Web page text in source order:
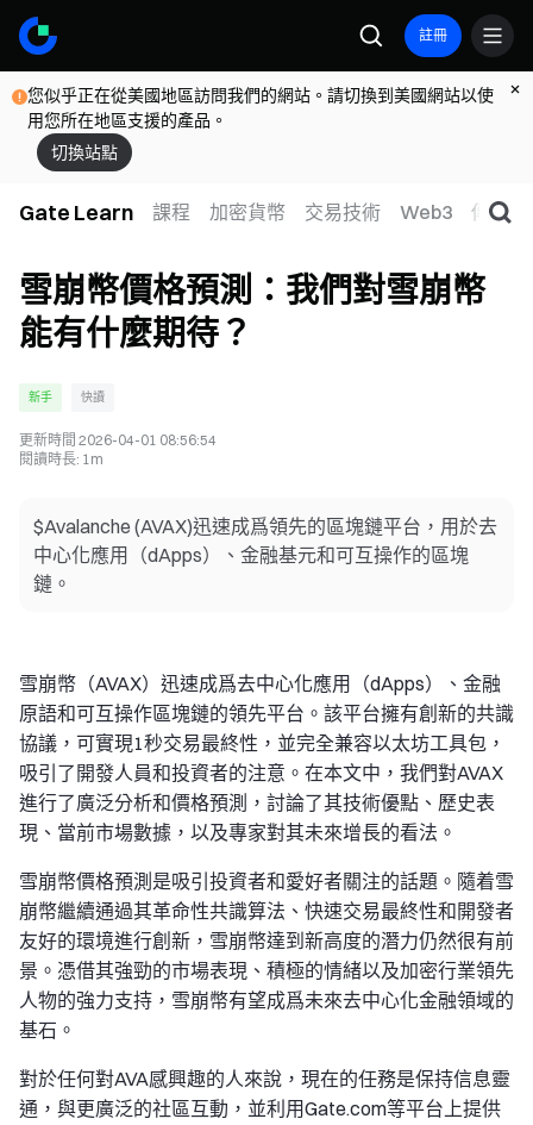
註冊
您似乎正在從美國地區訪問我們的網站。請切換到美國網站以使
用您所在地區支援的產品。
切換站點
Gate Learn 課程 加密貨幣 交易技術 Web3 傳統金
雪崩幣價格預測：我們對雪崩幣
能有什麼期待？
新手 快讀
更新時間 2026-04-01 08:56:54
閱讀時長: 1m
$Avalanche (AVAX)迅速成爲領先的區塊鏈平台，用於去
中心化應用（dApps）、金融基元和可互操作的區塊
鏈。
雪崩幣（AVAX）迅速成爲去中心化應用（dApps）、金融
原語和可互操作區塊鏈的領先平台。該平台擁有創新的共識
協議，可實現1秒交易最終性，並完全兼容以太坊工具包，
吸引了開發人員和投資者的注意。在本文中，我們對AVAX
進行了廣泛分析和價格預測，討論了其技術優點、歷史表
現、當前市場數據，以及專家對其未來增長的看法。
雪崩幣價格預測是吸引投資者和愛好者關注的話題。隨着雪
崩幣繼續通過其革命性共識算法、快速交易最終性和開發者
友好的環境進行創新，雪崩幣達到新高度的潛力仍然很有前
景。憑借其強勁的市場表現、積極的情緒以及加密行業領先
人物的強力支持，雪崩幣有望成爲未來去中心化金融領域的
基石。
對於任何對AVA感興趣的人來說，現在的任務是保持信息靈
通，與更廣泛的社區互動，並利用Gate.com等平台上提供